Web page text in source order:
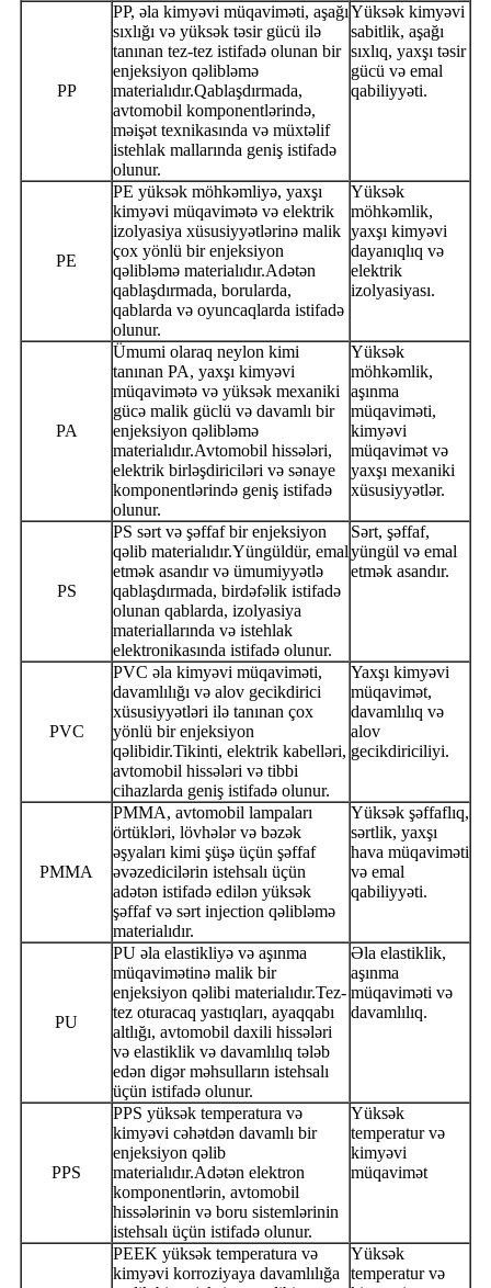
PP
PP, əla kimyəvi müqaviməti, aşağı
sıxlığı və yüksək təsir gücü ilə
tanınan tez-tez istifadə olunan bir
enjeksiyon qəlibləmə
materialıdır.Qablaşdırmada,
avtomobil komponentlərində,
məişət texnikasında və müxtəlif
istehlak mallarında geniş istifadə
olunur.
Yüksək kimyəvi
sabitlik, aşağı
sıxlıq, yaxşı təsir
gücü və emal
qabiliyyəti.
PE
PE yüksək möhkəmliyə, yaxşı
kimyəvi müqavimətə və elektrik
izolyasiya xüsusiyyətlərinə malik
çox yönlü bir enjeksiyon
qəlibləmə materialıdır.Adətən
qablaşdırmada, borularda,
qablarda və oyuncaqlarda istifadə
olunur.
Yüksək
möhkəmlik,
yaxşı kimyəvi
dayanıqlıq və
elektrik
izolyasiyası.
PA
Ümumi olaraq neylon kimi
tanınan PA, yaxşı kimyəvi
müqavimətə və yüksək mexaniki
gücə malik güclü və davamlı bir
enjeksiyon qəlibləmə
materialıdır.Avtomobil hissələri,
elektrik birləşdiriciləri və sənaye
komponentlərində geniş istifadə
olunur.
Yüksək
möhkəmlik,
aşınma
müqaviməti,
kimyəvi
müqavimət və
yaxşı mexaniki
xüsusiyyətlər.
PS
PS sərt və şəffaf bir enjeksiyon
qəlib materialıdır.Yüngüldür, emal
etmək asandır və ümumiyyətlə
qablaşdırmada, birdəfəlik istifadə
olunan qablarda, izolyasiya
materiallarında və istehlak
elektronikasında istifadə olunur.
Sərt, şəffaf,
yüngül və emal
etmək asandır.
PVC
PVC əla kimyəvi müqaviməti,
davamlılığı və alov gecikdirici
xüsusiyyətləri ilə tanınan çox
yönlü bir enjeksiyon
qəlibidir.Tikinti, elektrik kabelləri,
avtomobil hissələri və tibbi
cihazlarda geniş istifadə olunur.
Yaxşı kimyəvi
müqavimət,
davamlılıq və
alov
gecikdiriciliyi.
PMMA
PMMA, avtomobil lampaları
örtükləri, lövhələr və bəzək
əşyaları kimi şüşə üçün şəffaf
əvəzedicilərin istehsalı üçün
adətən istifadə edilən yüksək
şəffaf və sərt injection qəlibləmə
materialıdır.
Yüksək şəffaflıq,
sərtlik, yaxşı
hava müqaviməti
və emal
qabiliyyəti.
PU
PU əla elastikliyə və aşınma
müqavimətinə malik bir
enjeksiyon qəlibi materialıdır.Tez-
tez oturacaq yastıqları, ayaqqabı
altlığı, avtomobil daxili hissələri
və elastiklik və davamlılıq tələb
edən digər məhsulların istehsalı
üçün istifadə olunur.
Əla elastiklik,
aşınma
müqaviməti və
davamlılıq.
PPS
PPS yüksək temperatura və
kimyəvi cəhətdən davamlı bir
enjeksiyon qəlib
materialıdır.Adətən elektron
komponentlərin, avtomobil
hissələrinin və boru sistemlərinin
istehsalı üçün istifadə olunur.
Yüksək
temperatur və
kimyəvi
müqavimət
PEEK yüksək temperatura və
kimyəvi korroziyaya davamlılığa
Yüksək
temperatur və